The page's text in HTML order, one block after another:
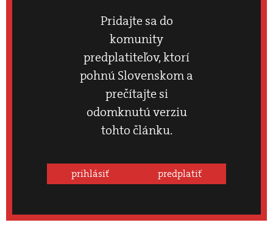
Pridajte sa do
komunity
predplatiteľov, ktorí
pohnú Slovenskom a
prečítajte si
odomknutú verziu
tohto článku.
prihlásiť predplatiť